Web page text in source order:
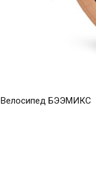
Велосипед БЭЭМИКС